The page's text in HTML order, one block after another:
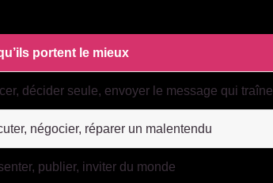
portent le mieux
décider seule, envoyer le message qui traîne
négocier, réparer un malentendu
publier, inviter du monde